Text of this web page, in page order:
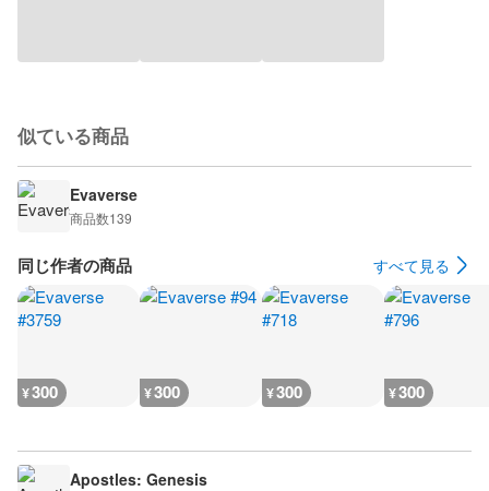
似ている商品
Evaverse
商品数139
同じ作者の商品 すべて見る
¥300 ¥300 ¥300 ¥300
Apostles: Genesis